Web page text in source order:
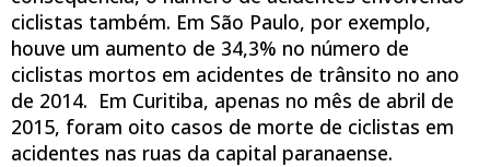
ciclistas também. Em São Paulo, por exemplo,
houve um aumento de 34,3% no número de
ciclistas mortos em acidentes de trânsito no ano
de 2014. Em Curitiba, apenas no mês de abril de
2015, foram oito casos de morte de ciclistas em
acidentes nas ruas da capital paranaense.